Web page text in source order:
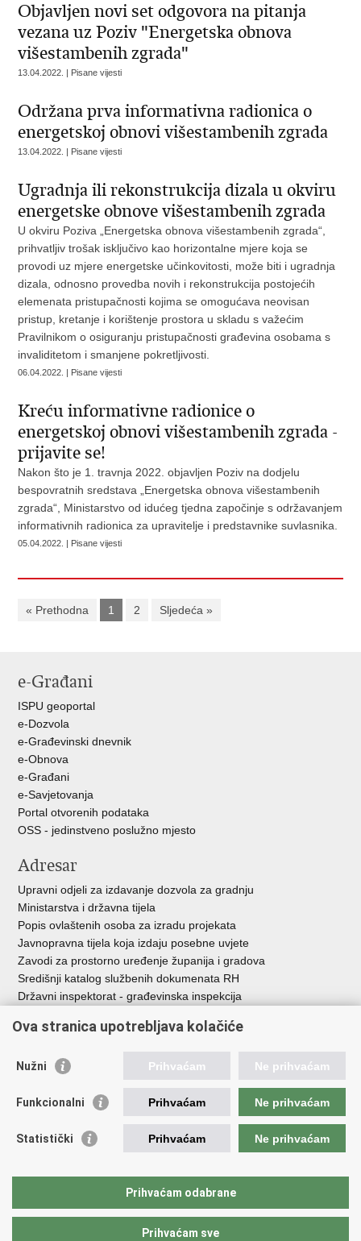
Objavljen novi set odgovora na pitanja
vezana uz Poziv "Energetska obnova
višestambenih zgrada"
13.04.2022. | Pisane vijesti
Održana prva informativna radionica o
energetskoj obnovi višestambenih zgrada
13.04.2022. | Pisane vijesti
Ugradnja ili rekonstrukcija dizala u okviru
energetske obnove višestambenih zgrada
U okviru Poziva „Energetska obnova višestambenih zgrada“,
prihvatljiv trošak isključivo kao horizontalne mjere koja se
provodi uz mjere energetske učinkovitosti, može biti i ugradnja
dizala, odnosno provedba novih i rekonstrukcija postojećih
elemenata pristupačnosti kojima se omogućava neovisan
pristup, kretanje i korištenje prostora u skladu s važećim
Pravilnikom o osiguranju pristupačnosti građevina osobama s
invaliditetom i smanjene pokretljivosti.
06.04.2022. | Pisane vijesti
Kreću informativne radionice o
energetskoj obnovi višestambenih zgrada -
prijavite se!
Nakon što je 1. travnja 2022. objavljen Poziv na dodjelu
bespovratnih sredstava „Energetska obnova višestambenih
zgrada“, Ministarstvo od idućeg tjedna započinje s održavanjem
informativnih radionica za upravitelje i predstavnike suvlasnika.
05.04.2022. | Pisane vijesti
« Prethodna 1 2 Sljedeća »
e-Građani
ISPU geoportal
e-Dozvola
e-Građevinski dnevnik
e-Obnova
e-Građani
e-Savjetovanja
Portal otvorenih podataka
OSS - jedinstveno poslužno mjesto
Adresar
Upravni odjeli za izdavanje dozvola za gradnju
Ministarstva i državna tijela
Popis ovlaštenih osoba za izradu projekata
Javnopravna tijela koja izdaju posebne uvjete
Zavodi za prostorno uređenje županija i gradova
Središnji katalog službenih dokumenata RH
Državni inspektorat - građevinska inspekcija
Vlada Republike Hrvatske
Agencija za pravni promet i posredovanje nekretninama
Fond za zaštitu okoliša i energetsku učinkovitost
Državne nekretnine d.o.o.
Ova stranica upotrebljava kolačiće
Nužni Prihvaćam Ne prihvaćam
Funkcionalni Prihvaćam Ne prihvaćam
Statistički Prihvaćam Ne prihvaćam
Prihvaćam odabrane
Prihvaćam sve